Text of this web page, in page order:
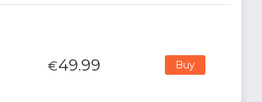
€49.99 Buy